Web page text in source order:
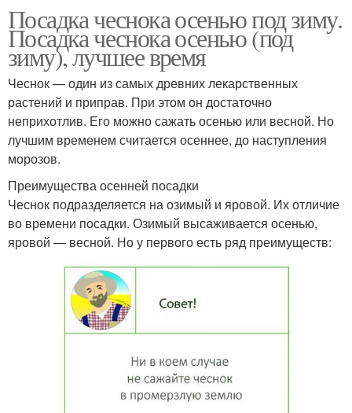
Посадка чеснока осенью под зиму.
Посадка чеснока осенью (под
зиму), лучшее время
Чеснок — один из самых древних лекарственных
растений и приправ. При этом он достаточно
неприхотлив. Его можно сажать осенью или весной. Но
лучшим временем считается осеннее, до наступления
морозов.
Преимущества осенней посадки
Чеснок подразделяется на озимый и яровой. Их отличие
во времени посадки. Озимый высаживается осенью,
яровой — весной. Но у первого есть ряд преимуществ: